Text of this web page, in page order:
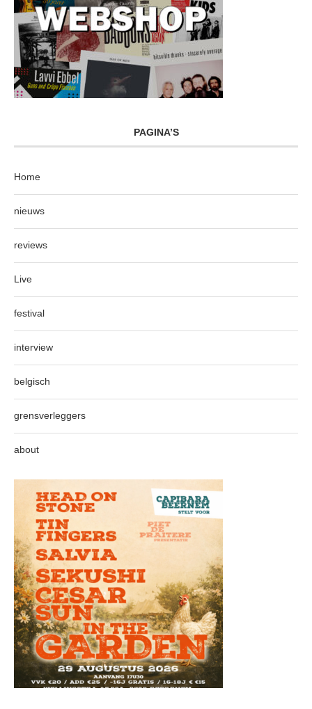
PAGINA’S
Home
nieuws
reviews
Live
festival
interview
belgisch
grensverleggers
about